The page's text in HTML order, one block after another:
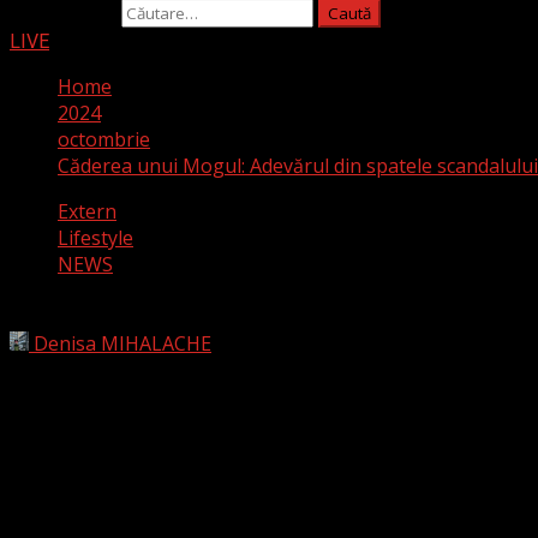
LIVE
Home
2024
octombrie
Căderea unui Mogul: Adevărul din spatele
Extern
Lifestyle
NEWS
Denisa MIHALACHE